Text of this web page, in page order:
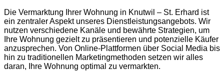
Die Vermarktung Ihrer Wohnung in Knutwil – St. Erhard ist
ein zentraler Aspekt unseres Dienstleistungsangebots. Wir
nutzen verschiedene Kanäle und bewährte Strategien, um
Ihre Wohnung gezielt zu präsentieren und potenzielle Käufer
anzusprechen. Von Online-Plattformen über Social Media bis
hin zu traditionellen Marketingmethoden setzen wir alles
daran, Ihre Wohnung optimal zu vermarkten.